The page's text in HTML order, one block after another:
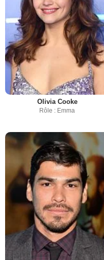
Olivia Cooke
Rôle : Emma